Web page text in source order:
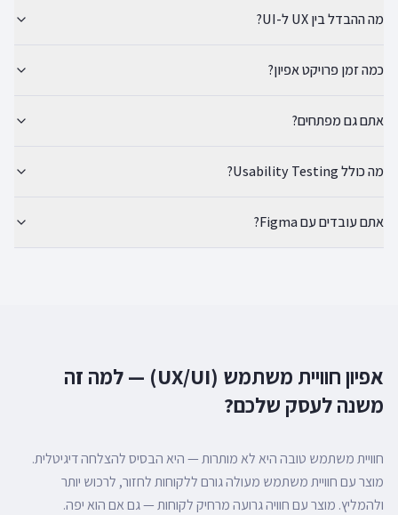
מה ההבדל בין UX ל-UI?
כמה זמן פרויקט אפיון?
אתם גם מפתחים?
מה כולל Usability Testing?
אתם עובדים עם Figma?
אפיון חוויית משתמש (UX/UI) — למה זה
משנה לעסק שלכם?
חוויית משתמש טובה היא לא מותרות — היא הבסיס להצלחה דיגיטלית.
מוצר עם חוויית משתמש מעולה גורם ללקוחות לחזור, לרכוש יותר
ולהמליץ. מוצר עם חוויה גרועה מרחיק לקוחות — גם אם הוא יפה.